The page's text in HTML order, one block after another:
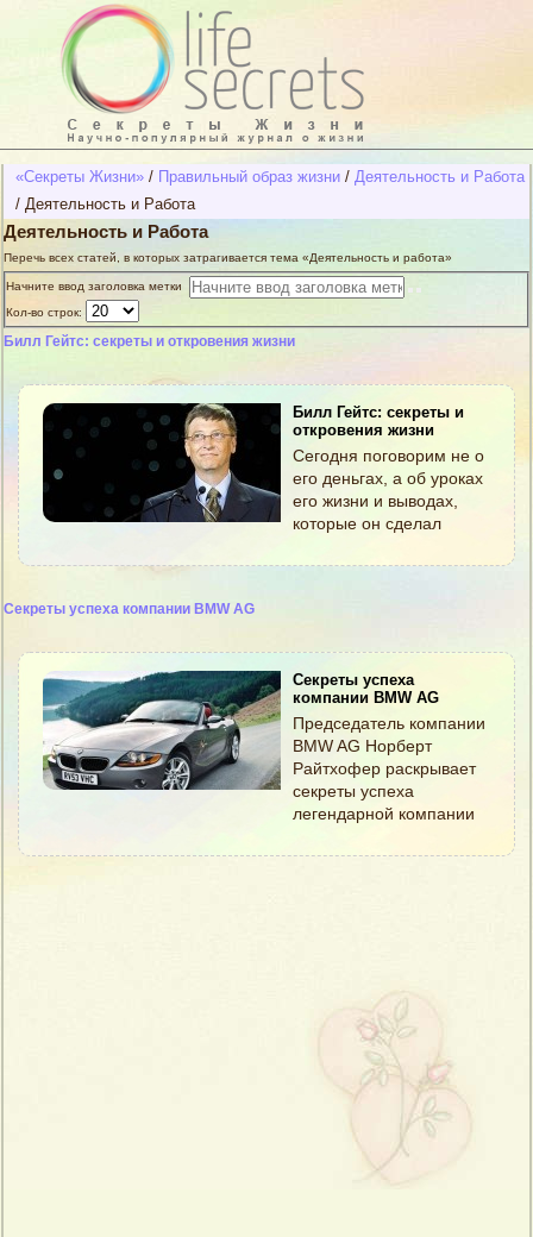
«Секреты Жизни» / Правильный образ жизни / Деятельность и Работа
/ Деятельность и Работа
Деятельность и Работа
Перечь всех статей, в которых затрагивается тема «Деятельность и работа»
Начните ввод заголовка метки
Кол-во строк:
Билл Гейтс: секреты и откровения жизни
Билл Гейтс: секреты и
откровения жизни
Сегодня поговорим не о
его деньгах, а об уроках
его жизни и выводах,
которые он сделал
Секреты успеха компании BMW AG
Секреты успеха
компании BMW AG
Председатель компании
BMW AG Норберт
Райтхофер раскрывает
секреты успеха
легендарной компании